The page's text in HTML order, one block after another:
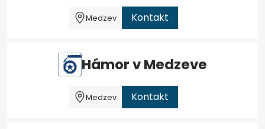
Medzev Kontakt
Hámor v Medzeve
Medzev Kontakt